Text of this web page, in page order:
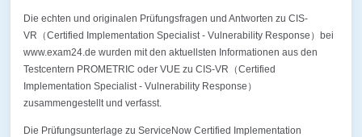
Die echten und originalen Prüfungsfragen und Antworten zu CIS-
VR（Certified Implementation Specialist - Vulnerability Response）bei
www.exam24.de wurden mit den aktuellsten Informationen aus den
Testcentern PROMETRIC oder VUE zu CIS-VR（Certified
Implementation Specialist - Vulnerability Response）
zusammengestellt und verfasst.
Die Prüfungsunterlage zu ServiceNow Certified Implementation